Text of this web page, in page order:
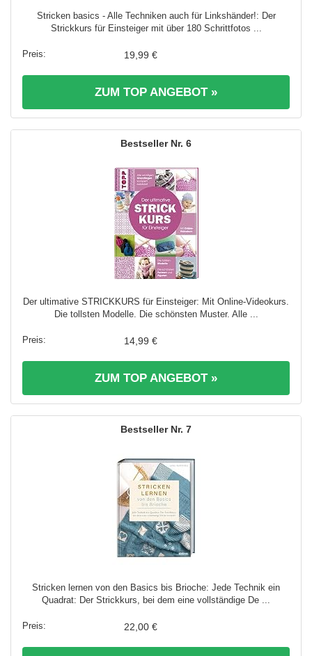
Stricken basics - Alle Techniken auch für Linkshänder!: Der
Strickkurs für Einsteiger mit über 180 Schrittfotos ...
19,99 €
ZUM TOP ANGEBOT »
6
Der ultimative STRICKKURS für Einsteiger: Mit Online-Videokurs.
Die tollsten Modelle. Die schönsten Muster. Alle ...
14,99 €
ZUM TOP ANGEBOT »
7
Stricken lernen von den Basics bis Brioche: Jede Technik ein
Quadrat: Der Strickkurs, bei dem eine vollständige De ...
22,00 €